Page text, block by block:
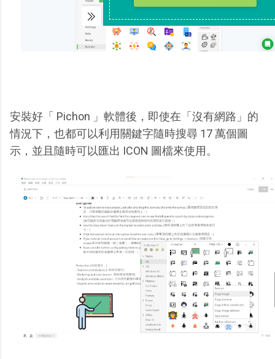
安裝好「 Pichon 」軟體後，即使在「沒有網路」的
情況下，也都可以利用關鍵字隨時搜尋 17 萬個圖
示，並且隨時可以匯出 ICON 圖檔來使用。